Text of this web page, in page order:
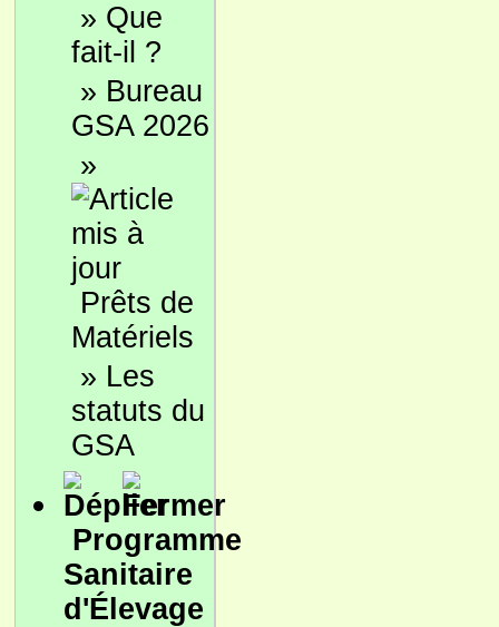
» Que
fait-il ?
» Bureau
GSA 2026
»
Prêts de
Matériels
» Les
statuts du
GSA
Programme
Sanitaire
d'Élevage